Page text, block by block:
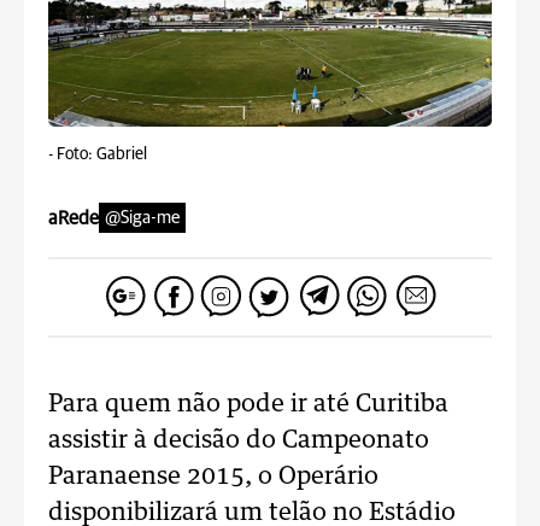
- Foto: Gabriel
aRede @Siga-me
Para quem não pode ir até Curitiba
assistir à decisão do Campeonato
Paranaense 2015, o Operário
disponibilizará um telão no Estádio